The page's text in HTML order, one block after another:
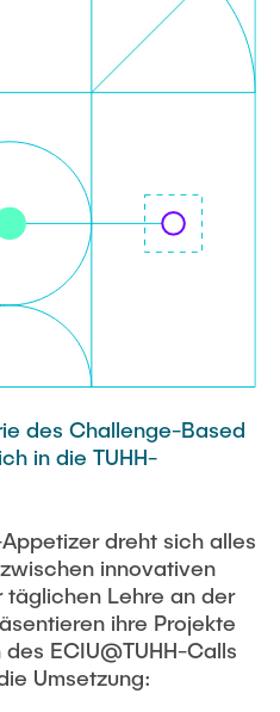
des Challenge-Based
in die TUHH-
dreht sich alles
innovativen
täglichen Lehre an der
ihre Projekte
ECIU@TUHH-Calls
Umsetzung: